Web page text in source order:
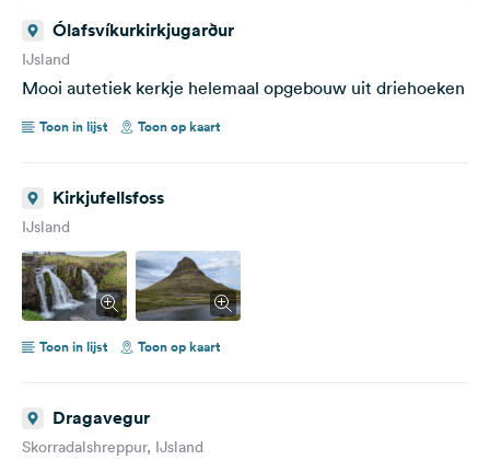
Ólafsvíkurkirkjugarður
IJsland
Mooi autetiek kerkje helemaal opgebouw uit driehoeken
Toon in lijst Toon op kaart
Kirkjufellsfoss
IJsland
Toon in lijst Toon op kaart
Dragavegur
Skorradalshreppur, IJsland